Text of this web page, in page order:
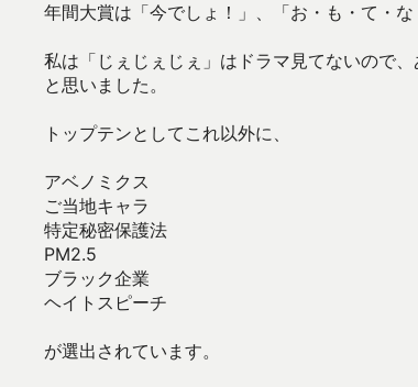
年間大賞は「今でしょ！」、「お・も・て・
私は「じぇじぇじぇ」はドラマ見てないので
と思いました。
トップテンとしてこれ以外に、
アベノミクス
ご当地キャラ
特定秘密保護法
PM2.5
ブラック企業
ヘイトスピーチ
が選出されています。